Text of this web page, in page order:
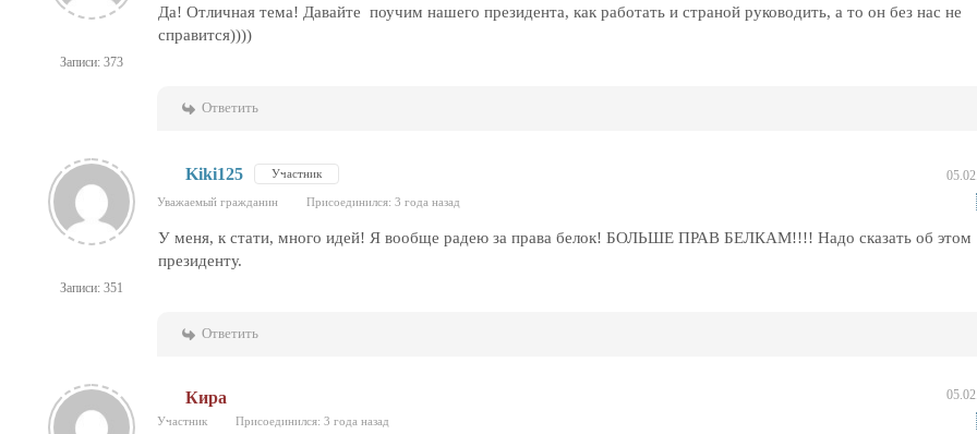
Записи: 373
Да! Отличная тема! Давайте поучим нашего президента, как работать и страной руководить, а то он без нас не
справится))))
Ответить
Записи: 351
Kiki125 Участник
Уважаемый гражданин Присоединился: 3 года назад
У меня, к стати, много идей! Я вообще радею за права белок! БОЛЬШЕ ПРАВ БЕЛКАМ!!!! Надо сказать об этом
президенту.
Ответить
Кира
Участник Присоединился: 3 года назад